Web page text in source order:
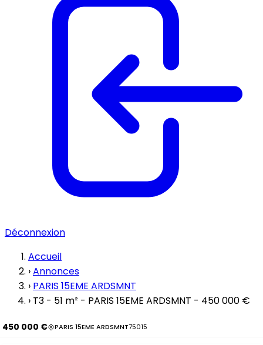
Déconnexion
Accueil
›Annonces
› PARIS 15EME ARDSMNT
› T3 - 51 m² - PARIS 15EME ARDSMNT - 450 000 €
450 000 € PARIS 15EME ARDSMNT75015